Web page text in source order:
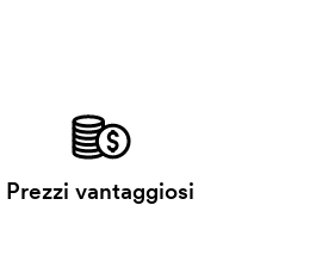
Prezzi vantaggiosi